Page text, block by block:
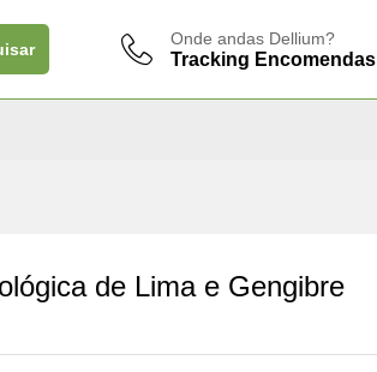
Onde andas Dellium?
Tracking Encomendas
de Lima e Gengibre